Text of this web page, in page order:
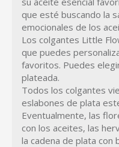
que esté buscando la
emocionales de los
Los colgantes Little
que puedes
favoritos. Puedes
plateada.
Todos los colgantes
eslabones de plata
Eventualmente, las
con los aceites, las
la cadena de plata con